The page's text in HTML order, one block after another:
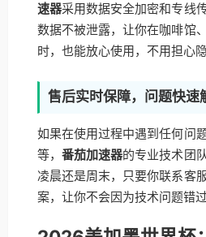
速器采用数据安全加密和专线
数据不被泄露，让你在咖啡馆
时，也能放心使用，不用担心隐
售后实时保障，问题快速
如果在使用过程中遇到任何问
等，番茄加速器的专业技术团
凌晨还是周末，只要你联系客
案，让你不会因为技术问题错